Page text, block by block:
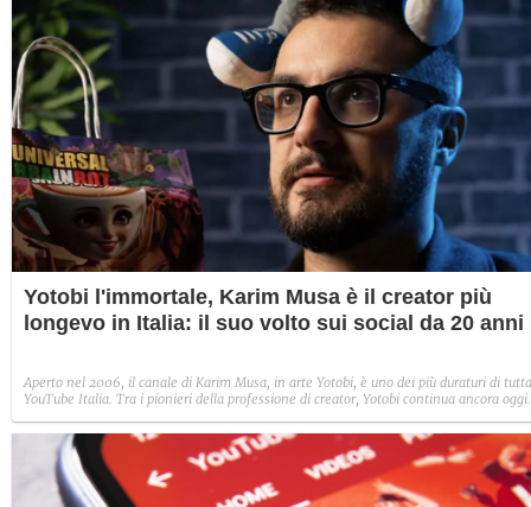
Yotobi l'immortale, Karim Musa è il creator più
longevo in Italia: il suo volto sui social da 20 anni
Aperto nel 2006, il canale di Karim Musa, in arte Yotobi, è uno dei più duraturi di tutta
YouTube Italia. Tra i pionieri della professione di creator, Yotobi continua ancora oggi
mainstream.